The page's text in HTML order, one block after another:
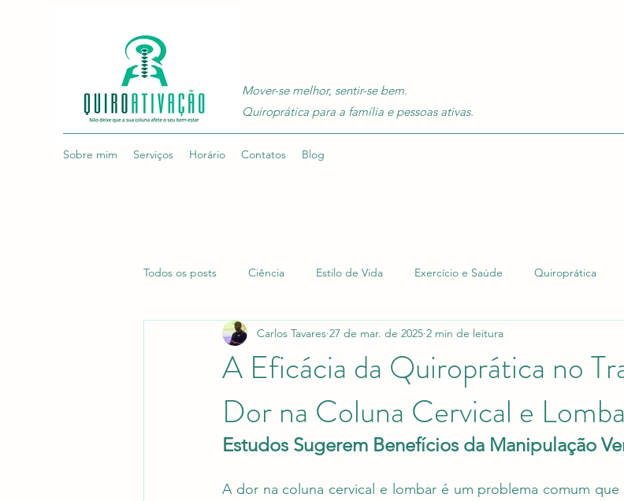
Mover-se melhor, sentir-se bem.
Quiroprática para a família e pessoas ativas.
Sobre mim Serviços Horário Contatos Blog
Todos os posts Ciência Estilo de Vida Exercício e Saúde Quiroprática
A Eficácia da Quiroprática no
Dor na Coluna Cervical e
Carlos Tavares 27 de mar. de 2025 2 min de leitura
Estudos Sugerem Benefícios da Manipulação
A dor na coluna cervical e lombar é um problema comum